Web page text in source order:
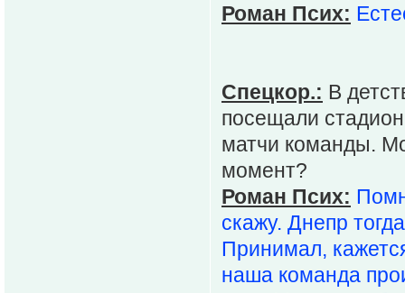
Роман Псих:
Спецкор.: В
посещали
матчи команды.
момент?
Роман Псих:
скажу. Днепр
Принимал,
наша команда